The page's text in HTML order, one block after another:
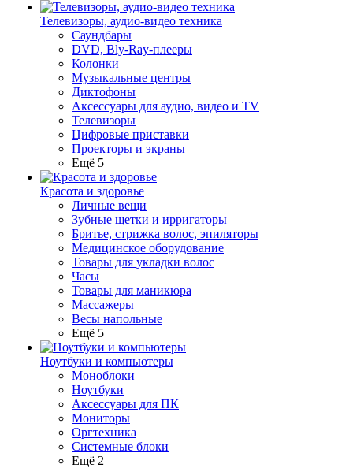
Телевизоры, аудио-видео техника
Саундбары
DVD, Bly-Ray-плееры
Колонки
Музыкальные центры
Диктофоны
Аксессуары для аудио, видео и TV
Телевизоры
Цифровые приставки
Проекторы и экраны
Ещё 5
Красота и здоровье
Личные вещи
Зубные щетки и ирригаторы
Бритье, стрижка волос, эпиляторы
Медицинское оборудование
Товары для укладки волос
Часы
Товары для маникюра
Массажеры
Весы напольные
Ещё 5
Ноутбуки и компьютеры
Моноблоки
Ноутбуки
Аксессуары для ПК
Мониторы
Оргтехника
Системные блоки
Ещё 2